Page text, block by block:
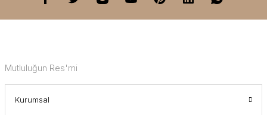
Mutluluğun Res'mi
Kurumsal